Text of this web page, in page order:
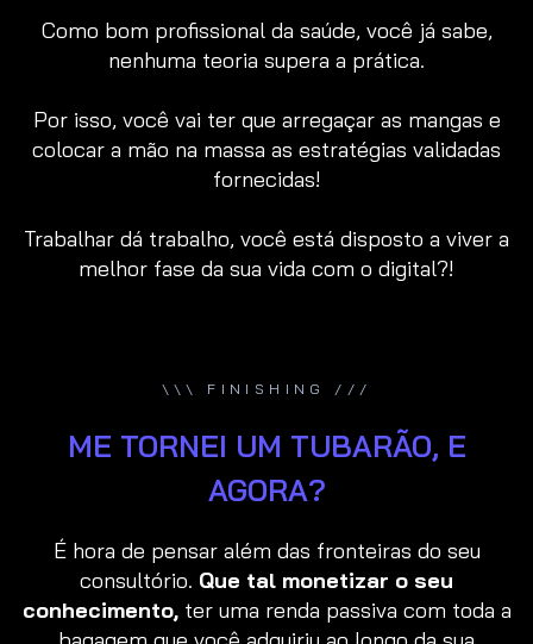
Como bom profissional da saúde, você já sabe,
nenhuma teoria supera a prática.
Por isso, você vai ter que arregaçar as mangas e
colocar a mão na massa as estratégias validadas
fornecidas!
Trabalhar dá trabalho, você está disposto a viver a
melhor fase da sua vida com o digital?!
\\\ FINISHING ///
ME TORNEI UM TUBARÃO, E
AGORA?
É hora de pensar além das fronteiras do seu
consultório. Que tal monetizar o seu
conhecimento,ter uma renda passiva com toda a